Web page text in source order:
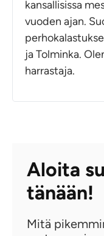
kansallisissa
vuoden ajan.
ja Tolminka.
harrastaja.
Aloita
tänään!
Mitä